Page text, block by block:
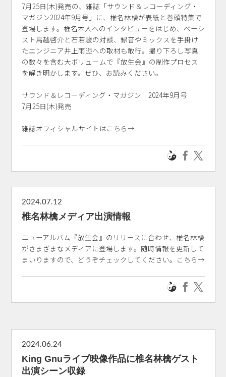
7月25日(木)発売の、雑誌「サウンド＆レコーディング・
マガジン2024年9月号」に、椎名林檎が表紙と巻頭特集で
登場します。椎名本人へのインタビューをはじめ、ベーシ
スト鳥越啓介と石若駿の対談、録音やミックスを手掛け
たエンジニア井上雨迩への取材も敢行。撮り下ろし写真
の数々を含む大ボリュームで『放生会』の制作プロセス
を解き明かします。ぜひ、お読みください。
サウンド＆レコーディング・マガジン 2024年9月号
7月25日(木)発売
雑誌オフィシャルサイトはこちら→
2024.07.12
椎名林檎メディア出演情報
ニューアルバム『放生会』のリリースに合わせ、椎名林檎
がさまざまなメディアに登場します。随時情報を更新して
まいりますので、どうぞチェックしてください。こちら→
2024.06.24
King Gnuライブ映像作品に椎名林檎ゲスト
出演シーン収録